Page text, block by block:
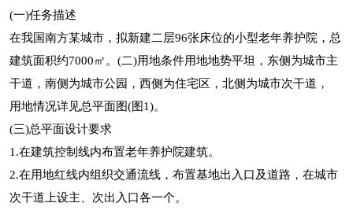
(一)任务描述
在我国南方某城市，拟新建二层96张床位的小型老年养护院，总
建筑面积约7000㎡。(二)用地条件用地地势平坦，东侧为城市主
干道，南侧为城市公园，西侧为住宅区，北侧为城市次干道，
用地情况详见总平面图(图1)。
(三)总平面设计要求
1.在建筑控制线内布置老年养护院建筑。
2.在用地红线内组织交通流线，布置基地出入口及道路，在城市
次干道上设主、次出入口各一个。